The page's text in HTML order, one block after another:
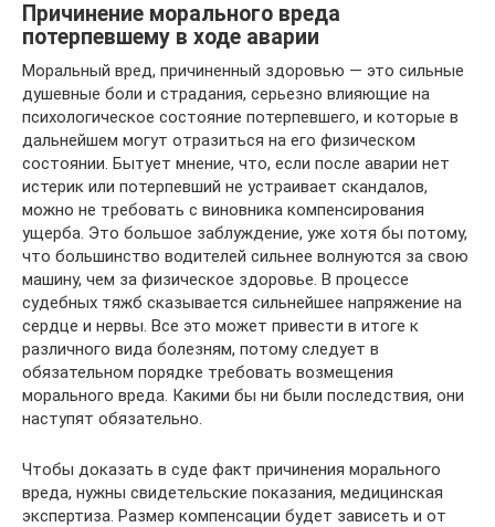
Причинение морального вреда
потерпевшему в ходе аварии
Моральный вред, причиненный здоровью — это сильные
душевные боли и страдания, серьезно влияющие на
психологическое состояние потерпевшего, и которые в
дальнейшем могут отразиться на его физическом
состоянии. Бытует мнение, что, если после аварии нет
истерик или потерпевший не устраивает скандалов,
можно не требовать с виновника компенсирования
ущерба. Это большое заблуждение, уже хотя бы потому,
что большинство водителей сильнее волнуются за свою
машину, чем за физическое здоровье. В процессе
судебных тяжб сказывается сильнейшее напряжение на
сердце и нервы. Все это может привести в итоге к
различного вида болезням, потому следует в
обязательном порядке требовать возмещения
морального вреда. Какими бы ни были последствия, они
наступят обязательно.
Чтобы доказать в суде факт причинения морального
вреда, нужны свидетельские показания, медицинская
экспертиза. Размер компенсации будет зависеть и от